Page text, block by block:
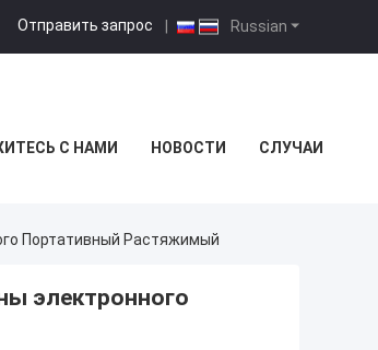
Russian
Отправить запрос |
С НАМИ НОВОСТИ СЛУЧАИ
Портативный Растяжимый
электронного